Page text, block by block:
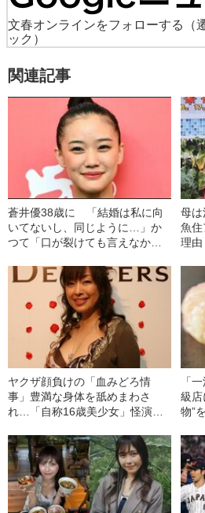
文春オンラインをフォローする
（
ック）
関連記事
蒼井優38歳に 「結婚は私に向
いてないし、同じように…」か
つて「口が裂けても言えなかっ
母
魚住
理由
ヤクザ顔負けの「血みどろ情
事」豊満な身体を舐めまわさ
れ…「自称16歳美少女」怪演
ぎる“熟れ方”
「
級
物”